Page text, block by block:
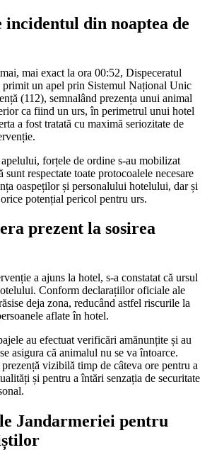
incidentul din noaptea de
mai exact la ora 00:52, Dispeceratul
primit un apel prin Sistemul Național Unic
(112), semnalând prezența unui animal
ca fiind un urs, în perimetrul unui hotel
a fost tratată cu maximă seriozitate de
forțele de ordine s-au mobilizat
sunt respectate toate protocoalele necesare
oaspeților și personalului hotelului, dar și
potențial pericol pentru urs.
prezent la sosirea
a ajuns la hotel, s-a constatat că ursul
Conform declarațiilor oficiale ale
deja zona, reducând astfel riscurile la
aflate în hotel.
au efectuat verificări amănunțite și au
asigura că animalul nu se va întoarce.
vizibilă timp de câteva ore pentru a
și pentru a întări senzația de securitate
Jandarmeriei pentru